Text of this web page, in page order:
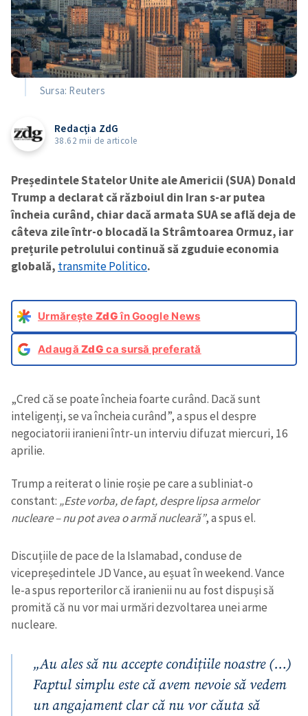
Sursa: Reuters
Redacția ZdG
38.62 mii de articole
Președintele Statelor Unite ale Americii (SUA) Donald
Trump a declarat că războiul din Iran s-ar putea
încheia curând, chiar dacă armata SUA se află deja de
câteva zile într-o blocadă la Strâmtoarea Ormuz, iar
prețurile petrolului continuă să zguduie economia
globală, transmite Politico.
Urmărește ZdGîn Google News
AdaugăZdG ca sursă preferată
„Cred că se poate încheia foarte curând. Dacă sunt
inteligenți, se va încheia curând”, a spus el despre
negociatorii iranieni într-un interviu difuzat miercuri, 16
aprilie.
Trump a reiterat o linie roșie pe care a subliniat-o
constant: „Este vorba, de fapt, despre lipsa armelor
nucleare – nu pot avea o armă nucleară”, a spus el.
Discuțiile de pace de la Islamabad, conduse de
vicepreședintele JD Vance, au eșuat în weekend. Vance
le-a spus reporterilor că iranienii nu au fost dispuși să
promită că nu vor mai urmări dezvoltarea unei arme
nucleare.
„Au ales să nu accepte condițiile noastre (…)
Faptul simplu este că avem nevoie să vedem
un angajament clar că nu vor căuta să